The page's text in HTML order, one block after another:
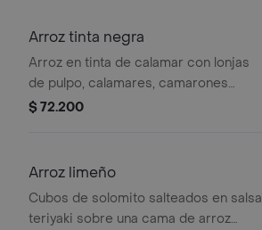
Arroz tinta negra
Arroz en tinta de calamar con lonjas
de pulpo, calamares, camarones
crocantes, mezcla de quesos rallados
$ 72.200
Arroz limeño
Cubos de solomito salteados en salsa
teriyaki sobre una cama de arroz